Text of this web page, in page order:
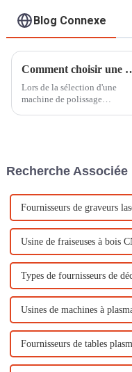
Blog Connexe
Comment choisir une
Lors de la sélection d'une
machine de polissage
Recherche Associée
Fournisseurs de graveurs
Usine de fraiseuses à bois
Types de fournisseurs de
Usines de machines à
Fournisseurs de tables